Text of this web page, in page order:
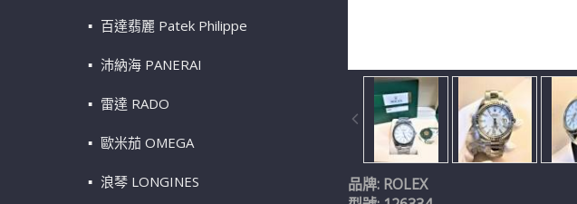
百達翡麗 Patek Philippe
沛納海 PANERAI
雷達 RADO
歐米茄 OMEGA
浪琴 LONGINES
品牌: ROLEX